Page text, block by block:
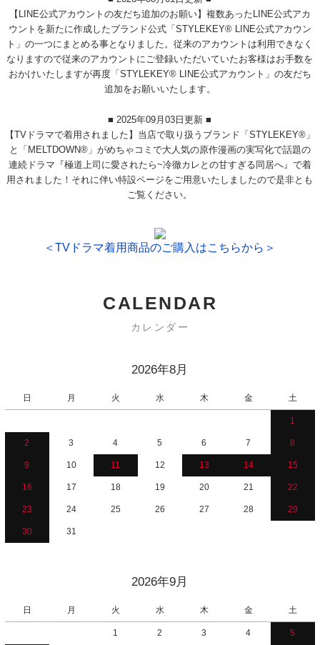
【LINE公式アカウントの友だち追加のお願い】複数あったLINE公式アカ
ウントを新たに作成したブランド公式「STYLEKEY® LINE公式アカウン
ト」の一つにまとめる事となりました。従来のアカウントは利用できなく
なりますので従来のアカウントにご登録いただいていたお客様はお手数を
おかけいたしますが再度「STYLEKEY® LINE公式アカウント」の友だち
追加をお願いいたします。
■ 2025年09月03日更新 ■
【TVドラマで着用されました】当店で取り扱うブランド「STYLEKEY®」
と「MELTDOWN®」がめちゃコミで大人気の原作漫画の実写化で話題の
連続ドラマ『極道上司に愛されたら~冷徹カレとの甘すぎる同居へ』で着
用されました！それに伴い特設ページをご用意いたしましたので是非とも
ご覧ください。
＜TVドラマ着用商品のご購入はこちらから＞
CALENDAR
カレンダー
2026年8月
日 月 火 水 木 金 土
1
2 3 4 5 6 7 8
9 10 11 12 13 14 15
16 17 18 19 20 21 22
23 24 25 26 27 28 29
30 31
2026年9月
日 月 火 水 木 金 土
1 2 3 4 5